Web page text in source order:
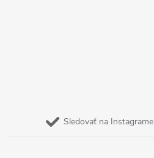
Sledovať na Instagrame